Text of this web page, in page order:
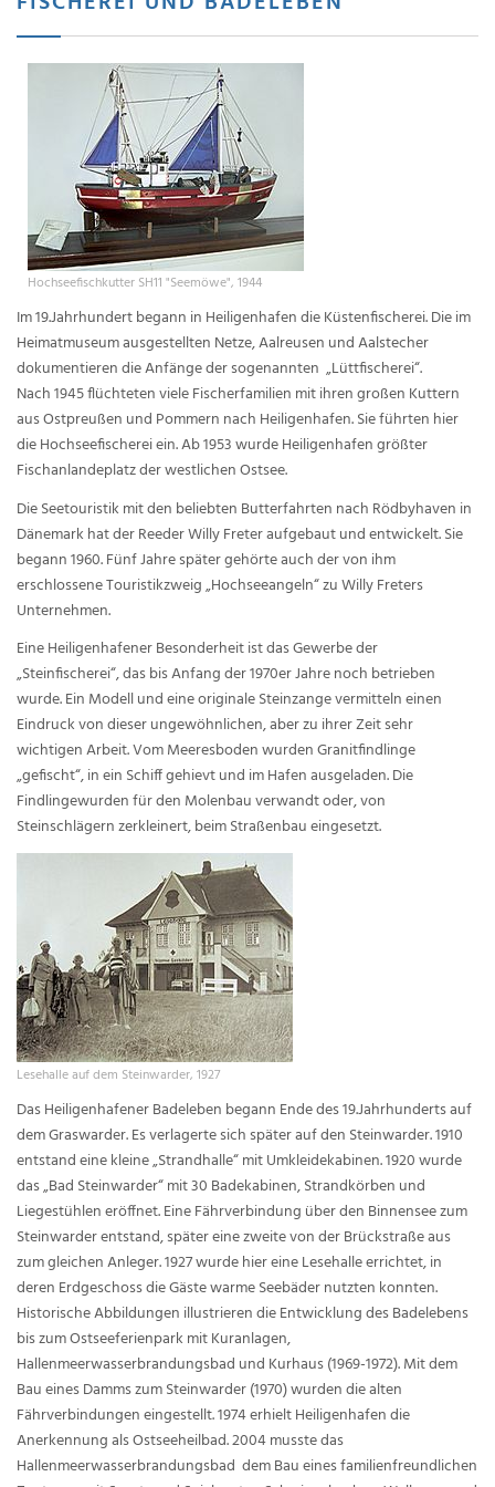
Hochseefischkutter SH11 "Seemöwe", 1944
Im 19.Jahrhundert begann in Heiligenhafen die Küstenfischerei. Die im
Heimatmuseum ausgestellten Netze, Aalreusen und Aalstecher
dokumentieren die Anfänge der sogenannten „Lüttfischerei“.
Nach 1945 flüchteten viele Fischerfamilien mit ihren großen Kuttern
aus Ostpreußen und Pommern nach Heiligenhafen. Sie führten hier
die Hochseefischerei ein. Ab 1953 wurde Heiligenhafen größter
Fischanlandeplatz der westlichen Ostsee.
Die Seetouristik mit den beliebten Butterfahrten nach Rödbyhaven in
Dänemark hat der Reeder Willy Freter aufgebaut und entwickelt. Sie
begann 1960. Fünf Jahre später gehörte auch der von ihm
erschlossene Touristikzweig „Hochseeangeln“ zu Willy Freters
Unternehmen.
Eine Heiligenhafener Besonderheit ist das Gewerbe der
„Steinfischerei“, das bis Anfang der 1970er Jahre noch betrieben
wurde. Ein Modell und eine originale Steinzange vermitteln einen
Eindruck von dieser ungewöhnlichen, aber zu ihrer Zeit sehr
wichtigen Arbeit. Vom Meeresboden wurden Granitfindlinge
„gefischt“, in ein Schiff gehievt und im Hafen ausgeladen. Die
Findlingewurden für den Molenbau verwandt oder, von
Steinschlägern zerkleinert, beim Straßenbau eingesetzt.
Lesehalle auf dem Steinwarder, 1927
Das Heiligenhafener Badeleben begann Ende des 19.Jahrhunderts auf
dem Graswarder. Es verlagerte sich später auf den Steinwarder. 1910
entstand eine kleine „Strandhalle“ mit Umkleidekabinen. 1920 wurde
das „Bad Steinwarder“ mit 30 Badekabinen, Strandkörben und
Liegestühlen eröffnet. Eine Fährverbindung über den Binnensee zum
Steinwarder entstand, später eine zweite von der Brückstraße aus
zum gleichen Anleger. 1927 wurde hier eine Lesehalle errichtet, in
deren Erdgeschoss die Gäste warme Seebäder nutzten konnten.
Historische Abbildungen illustrieren die Entwicklung des Badelebens
bis zum Ostseeferienpark mit Kuranlagen,
Hallenmeerwasserbrandungsbad und Kurhaus (1969-1972). Mit dem
Bau eines Damms zum Steinwarder (1970) wurden die alten
Fährverbindungen eingestellt. 1974 erhielt Heiligenhafen die
Anerkennung als Ostseeheilbad. 2004 musste das
Hallenmeerwasserbrandungsbad dem Bau eines familienfreundlichen